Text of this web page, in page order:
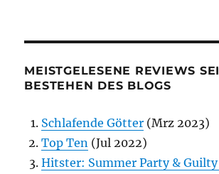
MEISTGELESENE REVIEWS
BESTEHEN DES BLOGS
Schlafende Götter (Mrz 2023)
Top Ten (Jul 2022)
Hitster: Summer Party & Guilty